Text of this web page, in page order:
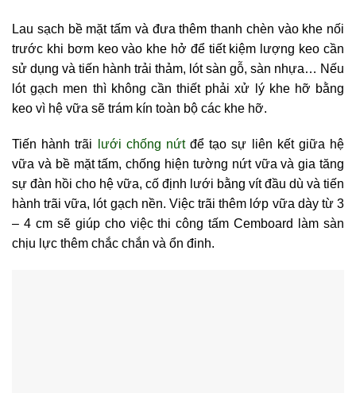
Lau sạch bề mặt tấm và đưa thêm thanh chèn vào khe nối
trước khi bơm keo vào khe hở để tiết kiệm lượng keo cần
sử dụng và tiến hành trải thảm, lót sàn gỗ, sàn nhựa… Nếu
lót gạch men thì không cần thiết phải xử lý khe hỡ bằng
keo vì hệ vữa sẽ trám kín toàn bộ các khe hỡ.
Tiến hành trãi lưới chống nứtđể tạo sự liên kết giữa hệ
vữa và bề mặt tấm, chống hiện tường nứt vữa và gia tăng
sự đàn hồi cho hệ vữa, cố định lưới bằng vít đầu dù và tiến
hành trãi vữa, lót gạch nền. Việc trãi thêm lớp vữa dày từ 3
– 4 cm sẽ giúp cho việc thi công tấm Cemboard làm sàn
chịu lực thêm chắc chắn và ổn đinh.